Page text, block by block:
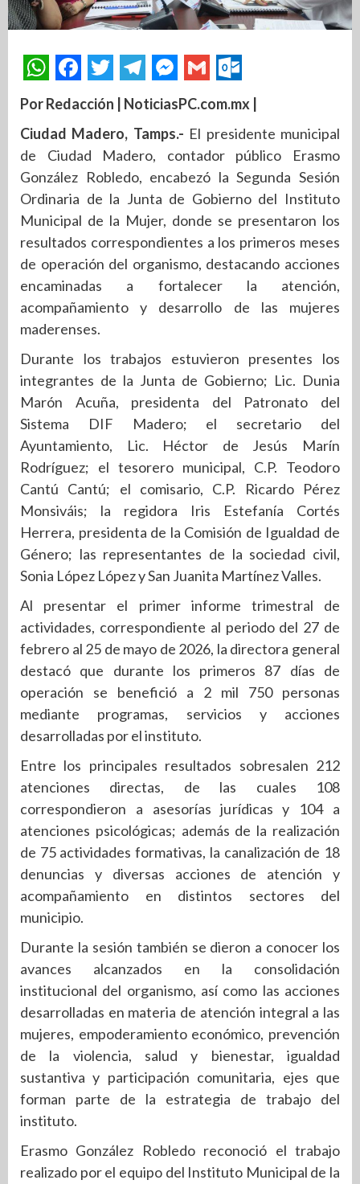
Por Redacción | NoticiasPC.com.mx |
Ciudad Madero, Tamps.- El presidente municipal
de Ciudad Madero, contador público Erasmo
González Robledo, encabezó la Segunda Sesión
Ordinaria de la Junta de Gobierno del Instituto
Municipal de la Mujer, donde se presentaron los
resultados correspondientes a los primeros meses
de operación del organismo, destacando acciones
encaminadas a fortalecer la atención,
acompañamiento y desarrollo de las mujeres
maderenses.
Durante los trabajos estuvieron presentes los
integrantes de la Junta de Gobierno; Lic. Dunia
Marón Acuña, presidenta del Patronato del
Sistema DIF Madero; el secretario del
Ayuntamiento, Lic. Héctor de Jesús Marín
Rodríguez; el tesorero municipal, C.P. Teodoro
Cantú Cantú; el comisario, C.P. Ricardo Pérez
Monsiváis; la regidora Iris Estefanía Cortés
Herrera, presidenta de la Comisión de Igualdad de
Género; las representantes de la sociedad civil,
Sonia López López y San Juanita Martínez Valles.
Al presentar el primer informe trimestral de
actividades, correspondiente al periodo del 27 de
febrero al 25 de mayo de 2026, la directora general
destacó que durante los primeros 87 días de
operación se benefició a 2 mil 750 personas
mediante programas, servicios y acciones
desarrolladas por el instituto.
Entre los principales resultados sobresalen 212
atenciones directas, de las cuales 108
correspondieron a asesorías jurídicas y 104 a
atenciones psicológicas; además de la realización
de 75 actividades formativas, la canalización de 18
denuncias y diversas acciones de atención y
acompañamiento en distintos sectores del
municipio.
Durante la sesión también se dieron a conocer los
avances alcanzados en la consolidación
institucional del organismo, así como las acciones
desarrolladas en materia de atención integral a las
mujeres, empoderamiento económico, prevención
de la violencia, salud y bienestar, igualdad
sustantiva y participación comunitaria, ejes que
forman parte de la estrategia de trabajo del
instituto.
Erasmo González Robledo reconoció el trabajo
realizado por el equipo del Instituto Municipal de la